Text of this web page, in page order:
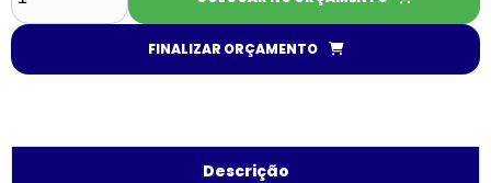
FINALIZAR ORÇAMENTO
Descrição